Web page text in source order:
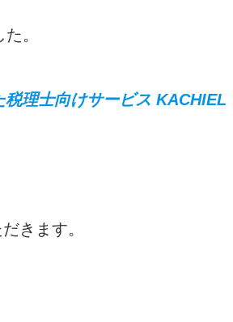
。
理士向けサービス KACHIEL
きます。